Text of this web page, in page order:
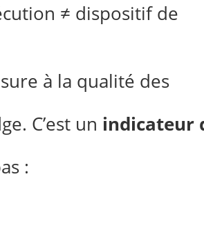
≠ dispositif de
à la qualité des
C’est un indicateur
: